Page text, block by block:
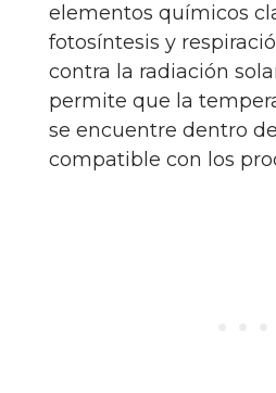
elementos químicos
fotosíntesis y
contra la radiación
permite que la
se encuentre dentro
compatible con los